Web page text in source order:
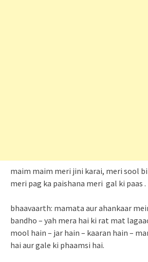
maim maim meri jini karai, meri sool
meri pag ka paishana meri gal ki paas .
bhaavaarth: mamata aur ahankaar
bandho – yah mera hai ki rat mat
mool hain – jar hain – kaaran hain –
hai aur gale ki phaamsi hai.